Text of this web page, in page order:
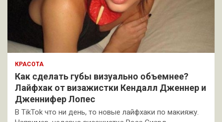
КРАСОТА
Как сделать губы визуально объемнее?
Лайфхак от визажистки Кендалл Дженнер и
Дженнифер Лопес
В TikTok что ни день, то новые лайфхаки по макияжу.